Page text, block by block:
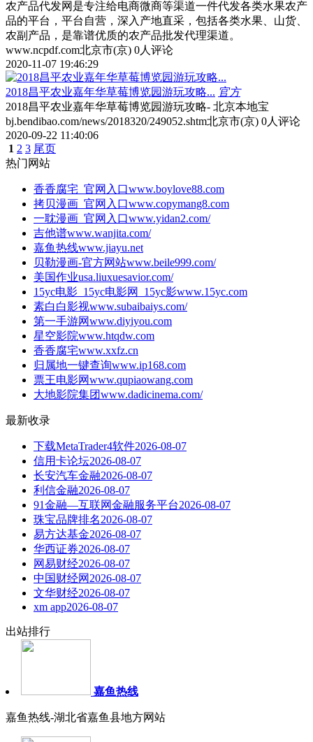
农产品代发网是专注给电商微商等渠道一件代发各类水果农产
品的平台，平台自营，深入产地直采，包括各类水果、山货、
农副产品，是靠谱优质的农产品批发代理渠道。
www.ncpdf.com北京市(京) 0人评论
2020-11-07 19:46:29
2018昌平农业嘉年华草莓博览园游玩攻略... 官方
2018昌平农业嘉年华草莓博览园游玩攻略- 北京本地宝
bj.bendibao.com/news/2018320/249052.shtm北京市(京) 0人评论
2020-09-22 11:40:06
1 2 3 尾页
热门网站
香香腐宅_官网入口www.boylove88.com
拷贝漫画_官网入口www.copymang8.com
一耽漫画_官网入口www.yidan2.com/
吉他谱www.wanjita.com/
嘉鱼热线www.jiayu.net
贝勒漫画-官方网站www.beile999.com/
美国作业usa.liuxuesavior.com/
15yc电影_15yc电影网_15yc影www.15yc.com
素白白影视www.subaibaiys.com/
第一手游网www.diyiyou.com
星空影院www.htqdw.com
香香腐宅www.xxfz.cn
归属地一键查询www.ip168.com
票王电影网www.qupiaowang.com
大地影院集团www.dadicinema.com/
最新收录
下载MetaTrader4软件2026-08-07
信用卡论坛2026-08-07
长安汽车金融2026-08-07
利信金融2026-08-07
91金融—互联网金融服务平台2026-08-07
珠宝品牌排名2026-08-07
易方达基金2026-08-07
华西证券2026-08-07
网易财经2026-08-07
中国财经网 2026-08-07
文华财经2026-08-07
xm app2026-08-07
出站排行
嘉鱼热线
嘉鱼热线-湖北省嘉鱼县地方网站